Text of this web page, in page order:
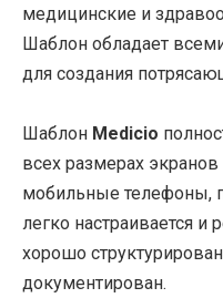
медицинские и
Шаблон обладает
для создания
Шаблон Medicio
всех размерах экранов
мобильные телефоны,
легко настраивается и
хорошо
документирован.